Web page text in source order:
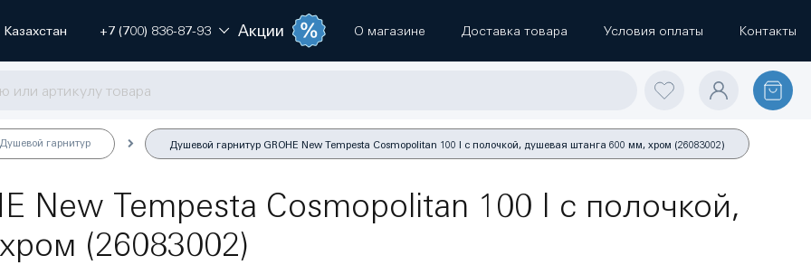
Казахстан +7 (700) 836-87-93 Акции О магазине Доставка товара Условия оплаты Контакты
Душевой гарнитур Душевой гарнитур GROHE New Tempesta Cosmopolitan 100 I с полочкой, душевая штанга 600 мм, хром (26083002)
New Tempesta Cosmopolitan 100 I с полочкой,
(26083002)